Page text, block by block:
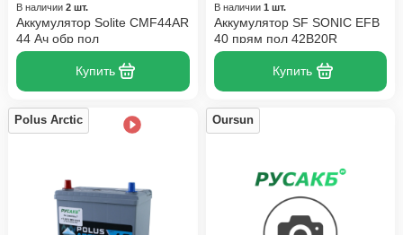
В наличии 2 шт.
Аккумулятор Solite CMF44AR
44 Ач обр пол
Купить
В наличии 1 шт.
Аккумулятор SF SONIC EFB
40 прям пол 42B20R
Купить
Polus Arctic Oursun